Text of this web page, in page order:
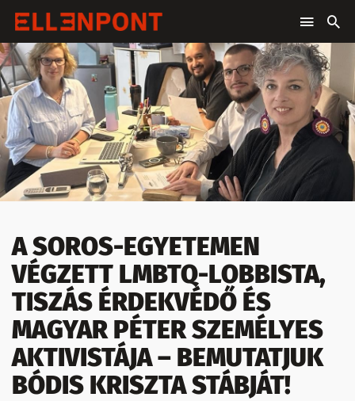
A SOROS-EGYETEMEN
VÉGZETT LMBTQ-LOBBISTA,
TISZÁS ÉRDEKVÉDŐ ÉS
MAGYAR PÉTER SZEMÉLYES
AKTIVISTÁJA – BEMUTATJUK
BÓDIS KRISZTA STÁBJÁT!